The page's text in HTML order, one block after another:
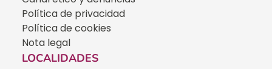
Política de privacidad
Política de cookies
Nota legal
LOCALIDADES